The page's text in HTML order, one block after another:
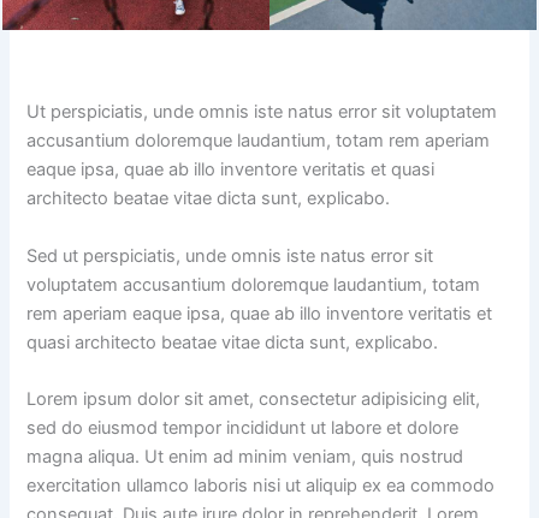
Ut perspiciatis, unde omnis iste natus error sit voluptatem
accusantium doloremque laudantium, totam rem aperiam
eaque ipsa, quae ab illo inventore veritatis et quasi
architecto beatae vitae dicta sunt, explicabo.
Sed ut perspiciatis, unde omnis iste natus error sit
voluptatem accusantium doloremque laudantium, totam
rem aperiam eaque ipsa, quae ab illo inventore veritatis et
quasi architecto beatae vitae dicta sunt, explicabo.
Lorem ipsum dolor sit amet, consectetur adipisicing elit,
sed do eiusmod tempor incididunt ut labore et dolore
magna aliqua. Ut enim ad minim veniam, quis nostrud
exercitation ullamco laboris nisi ut aliquip ex ea commodo